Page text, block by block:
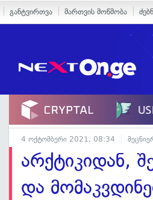
განტვირთვა მართვის მოწმობა
4 ოქტომბერი 2021, 08:34
არქტიკიდან,
და